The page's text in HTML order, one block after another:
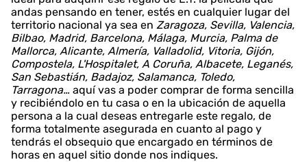
andas pensando en tener, estés en cualquier lugar del
territorio nacional ya sea en Zaragoza, Sevilla, Valencia,
Bilbao, Madrid, Barcelona, Málaga, Murcia, Palma de
Mallorca, Alicante, Almería, Valladolid, Vitoria, Gijón,
Compostela, L'Hospitalet, A Coruña, Albacete, Leganés,
San Sebastián, Badajoz, Salamanca, Toledo,
Tarragona… aquí vas a poder comprar de forma sencilla
y recibiéndolo en tu casa o en la ubicación de aquella
persona a la cual deseas entregarle este regalo, de
forma totalmente asegurada en cuanto al pago y
tendrás el obsequio que encargado en términos de
horas en aquel sitio donde nos indiques.